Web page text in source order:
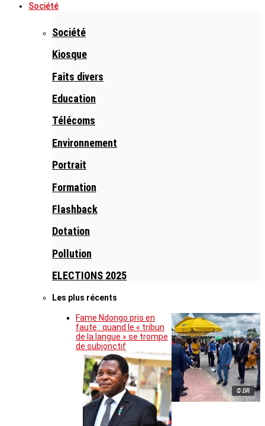
Société
Société
Kiosque
Faits divers
Education
Télécoms
Environnement
Portrait
Formation
Flashback
Dotation
Pollution
ELECTIONS 2025
Les plus récents
© DR
Fame Ndongo pris en
faute : quand le « tribun
de la langue » se trompe
de subjonctif